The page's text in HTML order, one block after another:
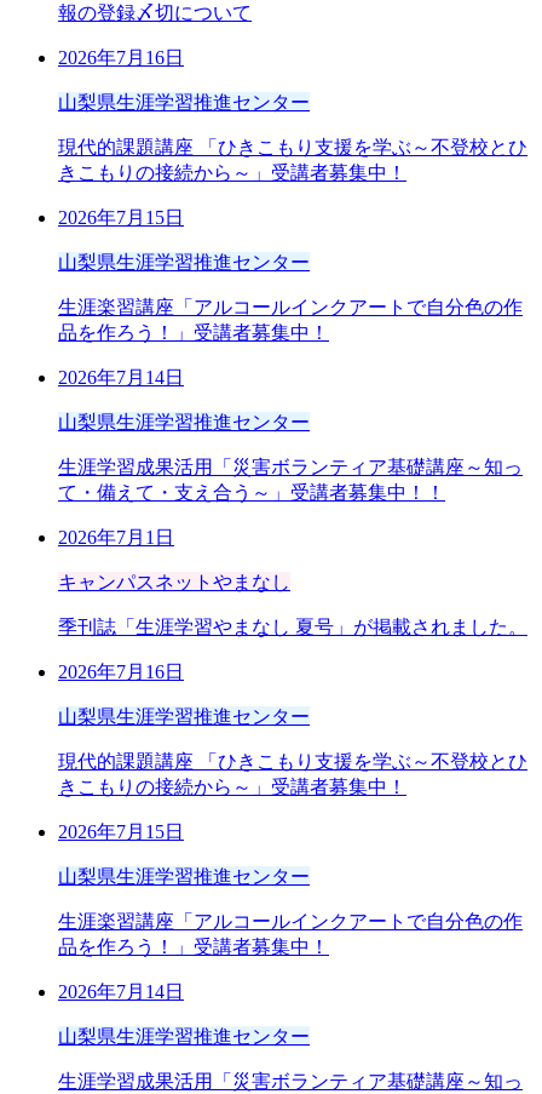
報の登録〆切について
2026年7月16日
山梨県生涯学習推進センター
現代的課題講座 「ひきこもり支援を学ぶ～不登校とひ
きこもりの接続から～」受講者募集中！
2026年7月15日
山梨県生涯学習推進センター
生涯楽習講座「アルコールインクアートで自分色の作
品を作ろう！」受講者募集中！
2026年7月14日
山梨県生涯学習推進センター
生涯学習成果活用「災害ボランティア基礎講座～知っ
て・備えて・支え合う～」受講者募集中！！
2026年7月1日
キャンパスネットやまなし
季刊誌「生涯学習やまなし 夏号」が掲載されました。
2026年7月16日
山梨県生涯学習推進センター
現代的課題講座 「ひきこもり支援を学ぶ～不登校とひ
きこもりの接続から～」受講者募集中！
2026年7月15日
山梨県生涯学習推進センター
生涯楽習講座「アルコールインクアートで自分色の作
品を作ろう！」受講者募集中！
2026年7月14日
山梨県生涯学習推進センター
生涯学習成果活用「災害ボランティア基礎講座～知っ